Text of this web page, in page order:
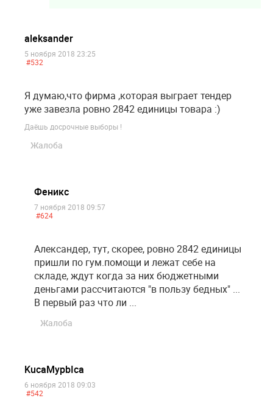
aleksander
5 ноября 2018 23:25
#532
Я думаю,что фирма ,которая выграет тендер
уже завезла ровно 2842 единицы товара :)
Даёшь досрочные выборы !
Жалоба
Феникс
7 ноября 2018 09:57
#624
Александер, тут, скорее, ровно 2842 единицы
пришли по гум.помощи и лежат себе на
складе, ждут когда за них бюджетными
деньгами рассчитаются "в пользу бедных" ...
В первый раз что ли ...
Жалоба
KucaMypbIca
6 ноября 2018 09:03
#542